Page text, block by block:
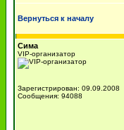
Вернуться к началу
Сима
VIP-организатор
Зарегистрирован: 09.09.2008
Сообщения: 94088